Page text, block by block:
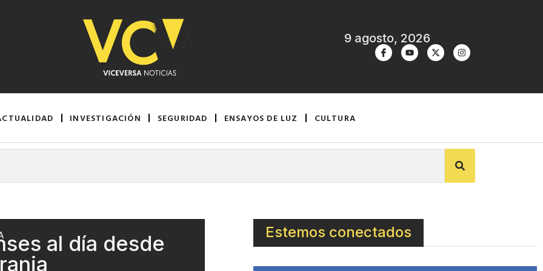
9 agosto, 2026
INVESTIGACIÓN SEGURIDAD ENSAYOS DE LUZ CULTURA
al día desde
Estemos conectados